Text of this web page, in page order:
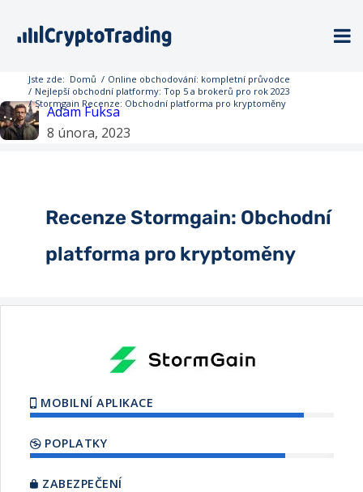
Jste zde: Domů / Online obchodování: kompletní průvodce
/ Nejlepší obchodní platformy: Top 5 a brokerů pro rok 2023
/ Stormgain Recenze: Obchodní platforma pro kryptoměny
Adam Fuksa
8 února, 2023
Recenze Stormgain: Obchodní
platforma pro kryptoměny
MOBILNÍ APLIKACE
POPLATKY
ZABEZPEČENÍ